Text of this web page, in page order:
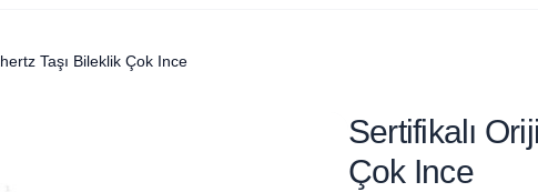
Taşı Bileklik Çok Ince
Sertifikalı
Çok Ince